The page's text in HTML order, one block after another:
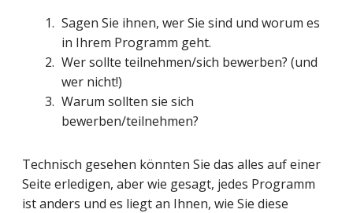
Sagen Sie ihnen, wer Sie sind und worum es
in Ihrem Programm geht.
Wer sollte teilnehmen/sich bewerben? (und
wer nicht!)
Warum sollten sie sich
bewerben/teilnehmen?
Technisch gesehen könnten Sie das alles auf einer
Seite erledigen, aber wie gesagt, jedes Programm
ist anders und es liegt an Ihnen, wie Sie diese